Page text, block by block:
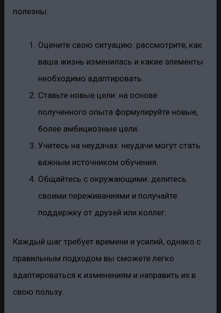
полезны:
Оцените свою ситуацию: рассмотрите, как
ваша жизнь изменилась и какие элементы
необходимо адаптировать.
Ставьте новые цели: на основе
полученного опыта формулируйте новые,
более амбициозные цели.
Учитесь на неудачах: неудачи могут стать
важным источником обучения.
Общайтесь с окружающими: делитесь
своими переживаниями и получайте
поддержку от друзей или коллег.
Каждый шаг требует времени и усилий, однако с
правильным подходом вы сможете легко
адаптироваться к изменениям и направить их в
свою пользу.